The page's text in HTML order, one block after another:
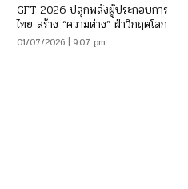
GFT 2026 ปลุกพลังผู้ประกอบการ
ไทย สร้าง “ความต่าง” ฝ่าวิกฤตโลก
01/07/2026 | 9:07 pm